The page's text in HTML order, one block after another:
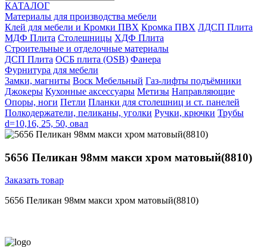
КАТАЛОГ
Материалы для производства мебели
Клей для мебели и Кромки ПВХ Кромка ПВХ ЛДСП Плита
МДФ Плита Столешницы ХДФ Плита
Строительные и отделочные материалы
ДСП Плита ОСБ плита (OSB) Фанера
Фурнитура для мебели
3амки, магниты Воск Мебельный Газ-лифты подъёмники
Джокеры Кухонные аксессуары Метизы Направляющие
Опоры, ноги Петли Планки для столешниц и ст. панелей
Полкодержатели, пеликаны, уголки Ручки, крючки Трубы
d=10,16, 25, 50, овал
5656 Пеликан 98мм макси хром матовый(8810)
Заказать товар
5656 Пеликан 98мм макси хром матовый(8810)